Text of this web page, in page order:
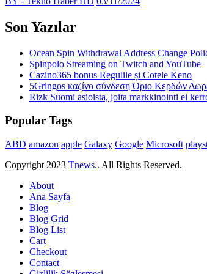
Son Yazılar
Ocean Spin Withdrawal Address Change
Spinpolo Streaming on Twitch and YouTube
Cazino365 bonus Regulile și Cotele Keno
5Gringos καζίνο σύνδεση Όριο Κερδών
Rizk Suomi asioista, joita markkinointi ei
Popular Tags
ABD amazon apple Galaxy Google Microsoft
Copyright 2023 Tnews.. All Rights Reserved.
About
Ana Sayfa
Blog
Blog Grid
Blog List
Cart
Checkout
Contact